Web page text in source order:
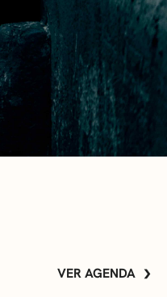
VER AGENDA